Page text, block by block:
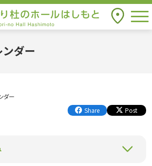
ールはしもと Honegori
アクセス
ダー
ダー
Share
Post